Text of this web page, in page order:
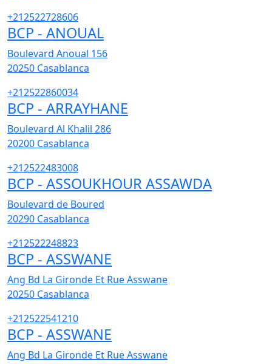
+212522728606
BCP - ANOUAL
Boulevard Anoual 156
20250 Casablanca
+212522860034
BCP - ARRAYHANE
Boulevard Al Khalil 286
20200 Casablanca
+212522483008
BCP - ASSOUKHOUR ASSAWDA
Boulevard de Boured
20290 Casablanca
+212522248823
BCP - ASSWANE
Ang Bd La Gironde Et Rue Asswane
20250 Casablanca
+212522541210
BCP - ASSWANE
Ang Bd La Gironde Et Rue Asswane